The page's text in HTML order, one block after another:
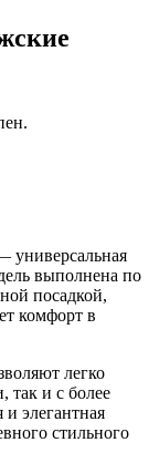
универсальная
выполнена по
посадкой,
комфорт в
легко
так и с более
элегантная
стильного